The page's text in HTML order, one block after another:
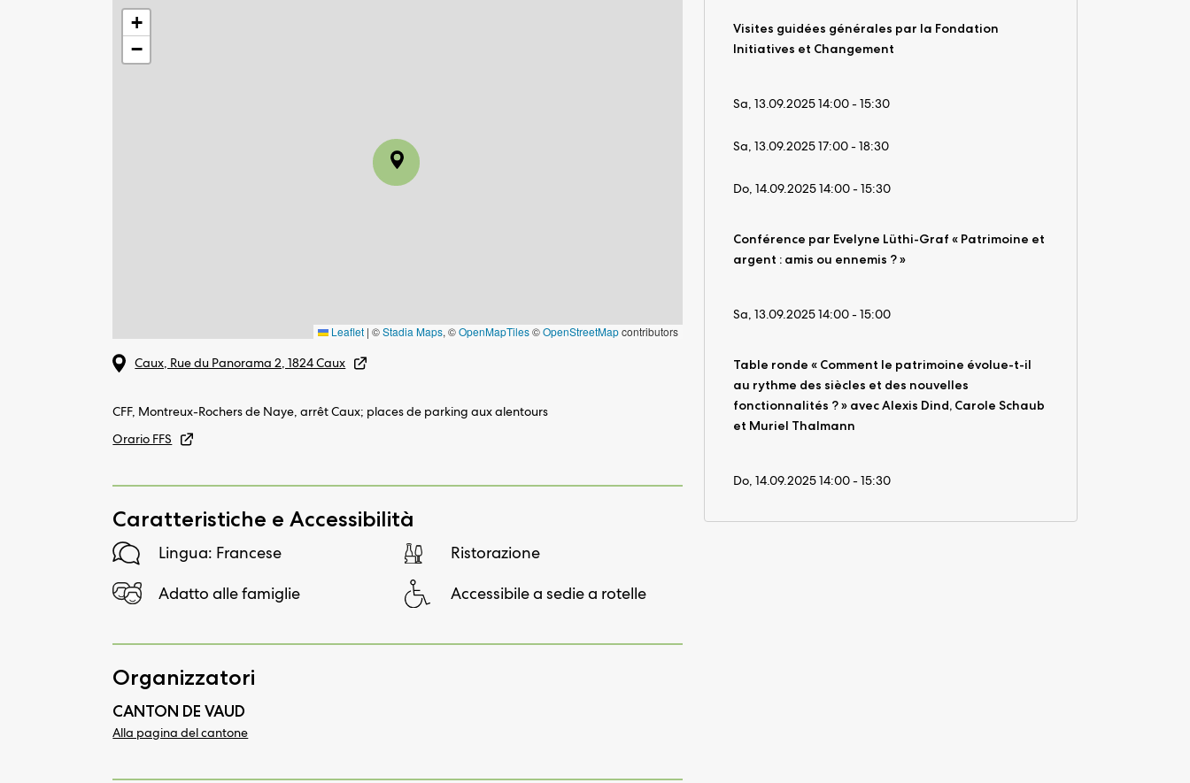
Visites guidées générales par la Fondation
Initiatives et Changement
Sa, 13.09.2025 14:00 - 15:30
Sa, 13.09.2025 17:00 - 18:30
Do, 14.09.2025 14:00 - 15:30
Conférence par Evelyne Lüthi-Graf « Patrimoine et
argent : amis ou ennemis ? »
Sa, 13.09.2025 14:00 - 15:00
Table ronde « Comment le patrimoine évolue-t-il
au rythme des siècles et des nouvelles
fonctionnalités ? » avec Alexis Dind, Carole Schaub
et Muriel Thalmann
Do, 14.09.2025 14:00 - 15:30
+
−
Leaflet | ©Stadia Maps, ©OpenMapTiles©OpenStreetMapcontributors
Caux, Rue du Panorama 2, 1824 Caux
CFF, Montreux-Rochers de Naye, arrêt Caux; places de parking aux alentours
Orario FFS
Caratteristiche e Accessibilità
Lingua: Francese
Ristorazione
Adatto alle famiglie
Accessibile a sedie a rotelle
Organizzatori
CANTON DE VAUD
Alla pagina del cantone